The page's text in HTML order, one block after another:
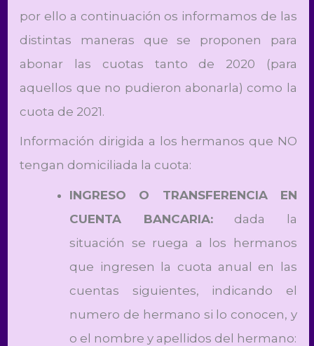
por ello a continuación os informamos de las
distintas maneras que se proponen para
abonar las cuotas tanto de 2020 (para
aquellos que no pudieron abonarla) como la
cuota de 2021.
Información dirigida a los hermanos que NO
tengan domiciliada la cuota:
INGRESO O TRANSFERENCIA EN
CUENTA BANCARIA:dada la
situación se ruega a los hermanos
que ingresen la cuota anual en las
cuentas siguientes, indicando el
numero de hermano si lo conocen, y
o el nombre y apellidos del hermano: